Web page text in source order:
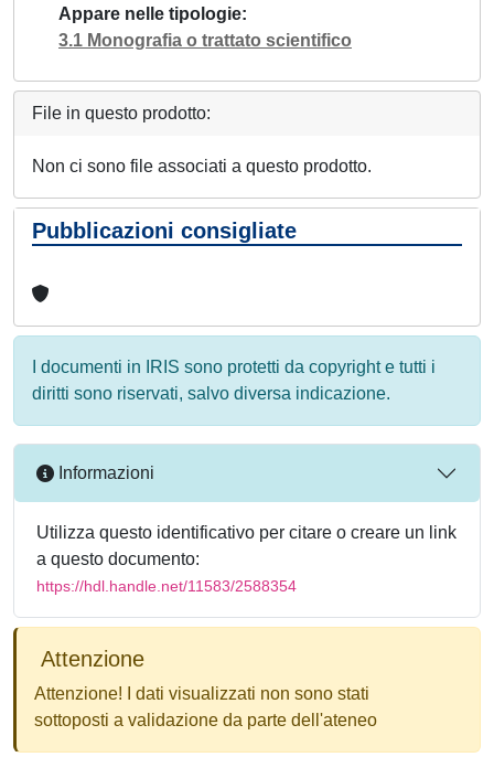
Appare nelle tipologie
3.1 Monografia o trattato scientifico
File in questo prodotto:
Non ci sono file associati a questo prodotto.
Pubblicazioni consigliate
I documenti in IRIS sono protetti da copyright e tutti i
diritti sono riservati, salvo diversa indicazione.
Informazioni
Utilizza questo identificativo per citare o creare un link
a questo documento:
https://hdl.handle.net/11583/2588354
Attenzione
Attenzione! I dati visualizzati non sono stati
sottoposti a validazione da parte dell'ateneo